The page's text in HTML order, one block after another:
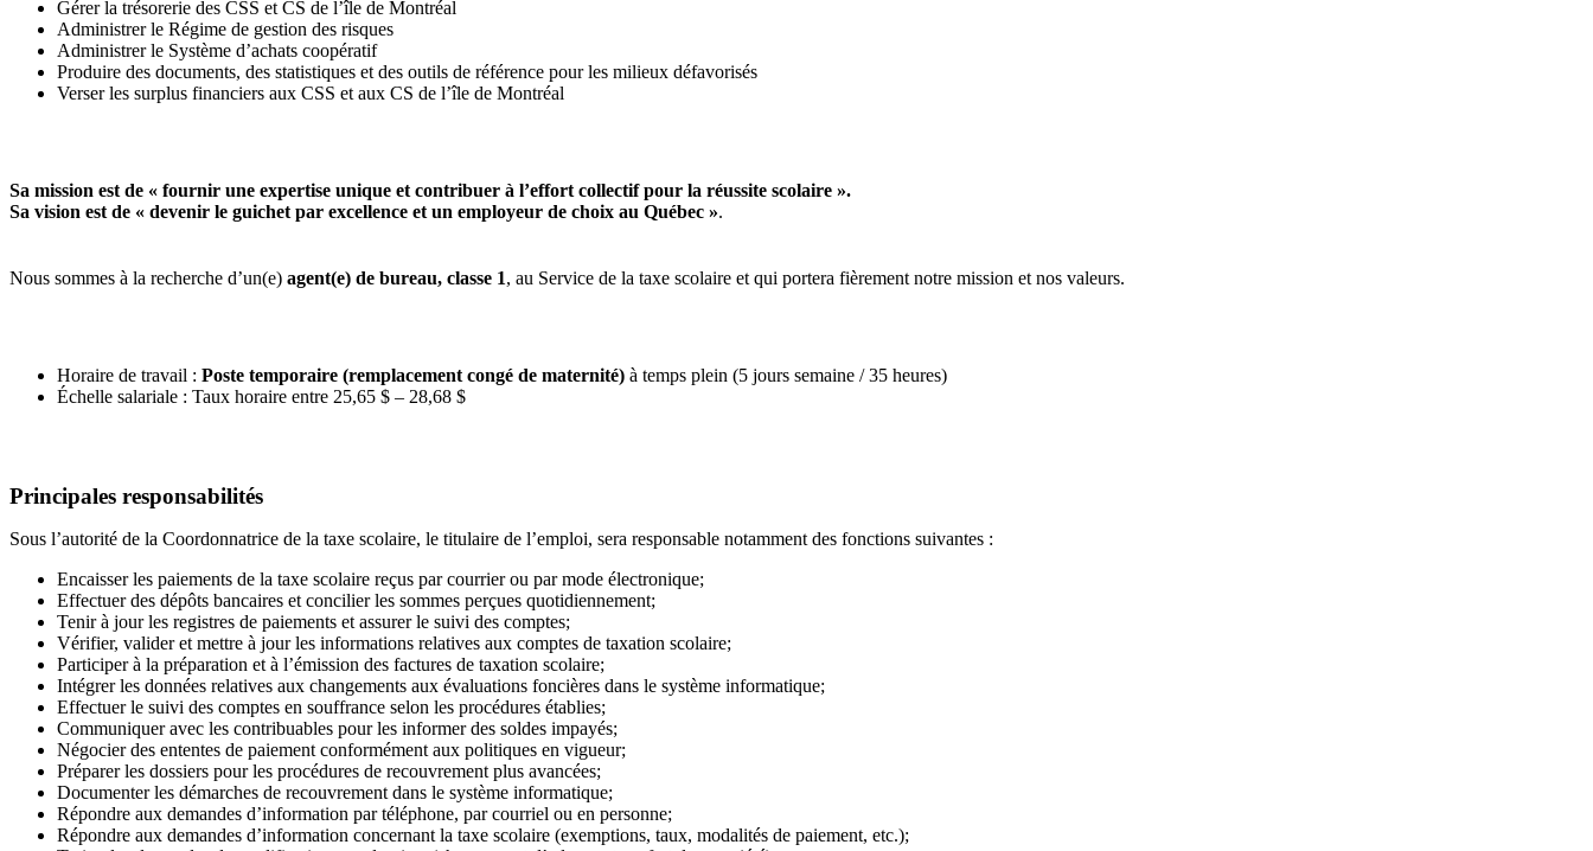
Gérer la trésorerie des CSS et CS de l’île de Montréal
Administrer le Régime de gestion des risques
Administrer le Système d’achats coopératif
Produire des documents, des statistiques et des outils de référence pour les milieux défavorisés
Verser les surplus financiers aux CSS et aux CS de l’île de Montréal
Sa mission est de « fournir une expertise unique et contribuer à l’effort collectif pour la réussite scolaire ».
Sa vision est de « devenir le guichet par excellence et un employeur de choix au Québec ».
Nous sommes à la recherche d’un(e) agent(e) de bureau, classe 1, au Service de la taxe scolaire et qui portera fièrement notre mission et nos valeurs.
Horaire de travail : Poste temporaire (remplacement congé de maternité) à temps plein (5 jours semaine / 35 heures)
Échelle salariale : Taux horaire entre 25,65 $ – 28,68 $
Principales responsabilités
Sous l’autorité de la Coordonnatrice de la taxe scolaire, le titulaire de l’emploi, sera responsable notamment des fonctions suivantes :
Encaisser les paiements de la taxe scolaire reçus par courrier ou par mode électronique;
Effectuer des dépôts bancaires et concilier les sommes perçues quotidiennement;
Tenir à jour les registres de paiements et assurer le suivi des comptes;
Vérifier, valider et mettre à jour les informations relatives aux comptes de taxation scolaire;
Participer à la préparation et à l’émission des factures de taxation scolaire;
Intégrer les données relatives aux changements aux évaluations foncières dans le système informatique;
Effectuer le suivi des comptes en souffrance selon les procédures établies;
Communiquer avec les contribuables pour les informer des soldes impayés;
Négocier des ententes de paiement conformément aux politiques en vigueur;
Préparer les dossiers pour les procédures de recouvrement plus avancées;
Documenter les démarches de recouvrement dans le système informatique;
Répondre aux demandes d’information par téléphone, par courriel ou en personne;
Répondre aux demandes d’information concernant la taxe scolaire (exemptions, taux, modalités de paiement, etc.);